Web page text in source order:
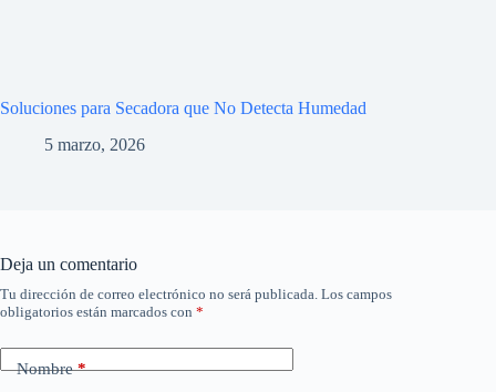
Soluciones para Secadora que No Detecta Humedad
5 marzo, 2026
Deja un comentario
Tu dirección de correo electrónico no será publicada. Los campos
obligatorios están marcados con *
Nombre*